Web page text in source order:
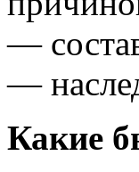
—
—
Какие